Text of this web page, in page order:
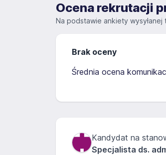
Ocena rekrutacji
Na podstawie ankiety
Brak oceny
Średnia ocena
Kandydat na
Specjalista ds.